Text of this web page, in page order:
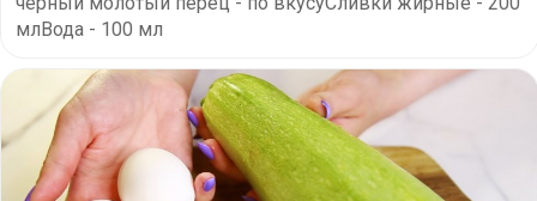
млВода - 100 мл